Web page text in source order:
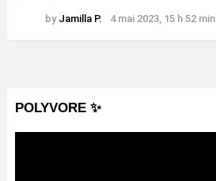
by Jamilla P. 4 mai 2023, 15 h 52 min
POLYVORE ✨